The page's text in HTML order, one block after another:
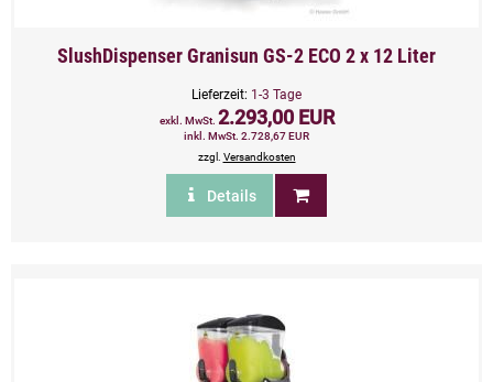
SlushDispenser Granisun GS-2 ECO 2 x 12 Liter
Lieferzeit: 1-3 Tage
exkl. MwSt. 2.293,00 EUR
inkl. MwSt. 2.728,67 EUR
zzgl. Versandkosten
Details